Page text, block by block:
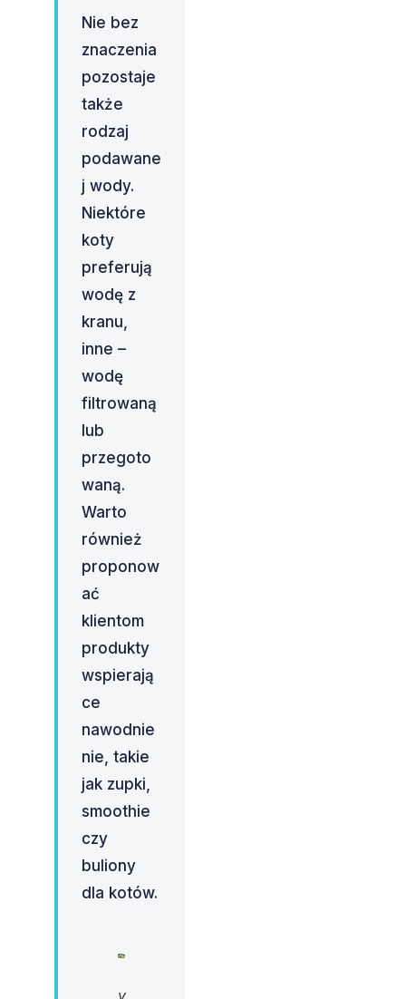
Nie bez
znaczenia
pozostaje
także
rodzaj
podawane
j wody.
Niektóre
koty
preferują
wodę z
kranu,
inne –
wodę
filtrowaną
lub
przegoto
waną.
Warto
również
proponow
ać
klientom
produkty
wspierają
ce
nawodnie
nie, takie
jak zupki,
smoothie
czy
buliony
dla kotów.